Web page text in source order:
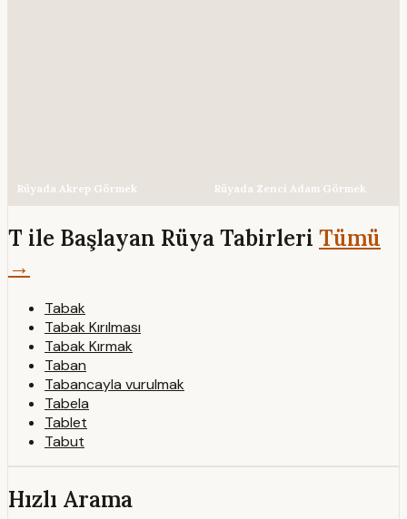
Rüyada Akrep Görmek Rüyada Zenci Adam Görmek
T ile Başlayan Rüya Tabirleri Tümü
→
Tabak
Tabak Kırılması
Tabak Kırmak
Taban
Tabancayla vurulmak
Tabela
Tablet
Tabut
Hızlı Arama